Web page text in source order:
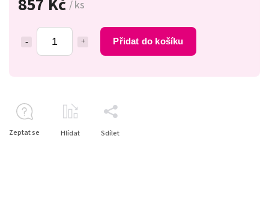
/ ks
Přidat do košíku
Zeptat se Hlídat Sdílet